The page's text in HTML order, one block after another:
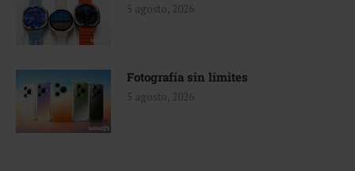
5 agosto, 2026
Fotografía sin límites
5 agosto, 2026